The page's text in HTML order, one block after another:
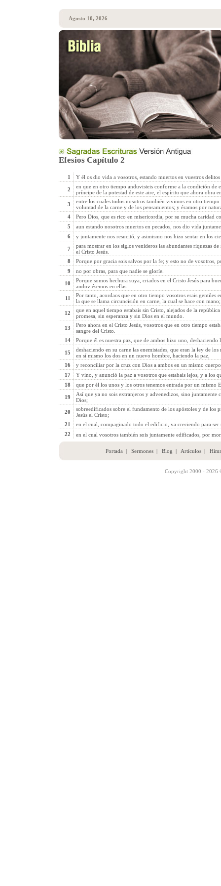
Agosto 10, 2026
Efesios Capítulo 2
1 Y él os dio vida a vosotros, estando muertos en vuestros delitos
2
en que en otro tiempo anduvisteis conforme a la condición de
príncipe de la potestad de este aire, el espíritu que ahora obra
3
entre los cuales todos nosotros también vivimos en otro tiempo
voluntad de la carne y de los pensamientos; y éramos por
4
Pero Dios, que es rico en misericordia, por su mucha caridad
5
aun estando nosotros muertos en pecados, nos dio vida
6
y juntamente nos resucitó, y asimismo nos hizo sentar en los
7
para mostrar en los siglos venideros las abundantes riquezas
el Cristo Jesús.
8
Porque por gracia sois salvos por la fe; y esto no de vosotros,
9
no por obras, para que nadie se gloríe.
10
Porque somos hechura suya, criados en el Cristo Jesús para
anduviésemos en ellas.
11
Por tanto, acordaos que en otro tiempo vosotros erais gentiles
la que se llama circuncisión en carne, la cual se hace con mano;
12
que en aquel tiempo estabais sin Cristo, alejados de la
promesa, sin esperanza y sin Dios en el mundo.
13
Pero ahora en el Cristo Jesús, vosotros que en otro tiempo
sangre del Cristo.
14
Porque él es nuestra paz, que de ambos hizo uno,
15
deshaciendo en su carne las enemistades, que eran la ley de
en sí mismo los dos en un nuevo hombre, haciendo la paz,
16
y reconciliar por la cruz con Dios a ambos en un mismo
17
Y vino, y anunció la paz a vosotros que estabais lejos, y a los
18
que por él los unos y los otros tenemos entrada por un mismo
19
Así que ya no sois extranjeros y advenedizos, sino juntamente
Dios;
20
sobreedificados sobre el fundamento de los apóstoles y de los
Jesús el Cristo;
21
en el cual, compaginado todo el edificio, va creciendo para ser
22
en el cual vosotros también sois juntamente edificados, por
Portada | Sermones| Blog | Artículos|
Copyright 2000 - 2026